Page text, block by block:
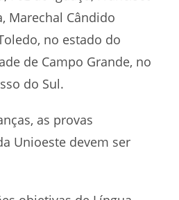
Marechal Cândido
no estado do
de Campo Grande, no
do Sul.
as provas
Unioeste devem ser